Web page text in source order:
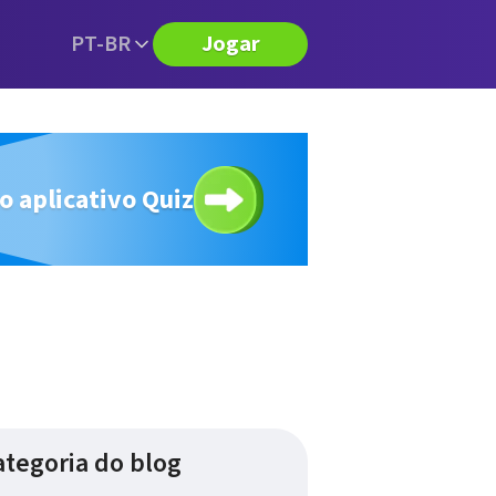
PT-BR Jogar
aplicativo Quiz
do blog